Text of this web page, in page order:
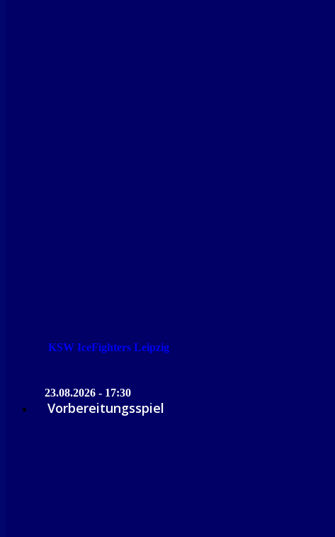
KSW IceFighters Leipzig
23.08.2026 - 17:30
Vorbereitungsspiel